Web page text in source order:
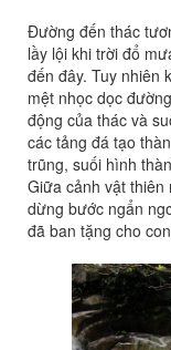
Đường đến thác
lầy lội khi trời đổ
đến đây. Tuy nhiên
mệt nhọc dọc
động của thác và
các tảng đá tạo
trũng, suối hình
Giữa cảnh vật thiên
dừng bước ngẩn
đã ban tặng cho